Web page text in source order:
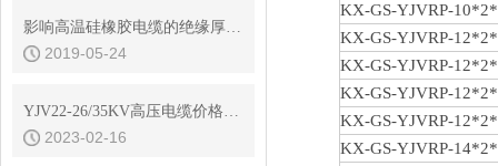
影响高温硅橡胶电缆的绝缘厚度的主要因素有哪些
2019-05-24
YJV22-26/35KV高压电缆价格更新2022年11月4日
2023-02-16
KX-GS-YJVRP-
KX-GS-YJVRP-
KX-GS-YJVRP-
KX-GS-YJVRP-
KX-GS-YJVRP-
KX-GS-YJVRP-